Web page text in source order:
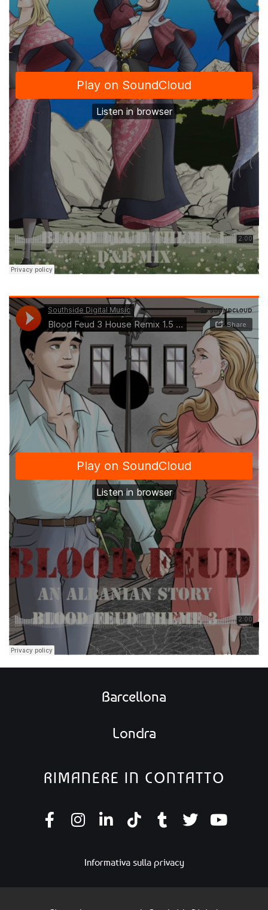
Barcellona
Londra
RIMANERE IN CONTATTO
Informativa sulla privacy